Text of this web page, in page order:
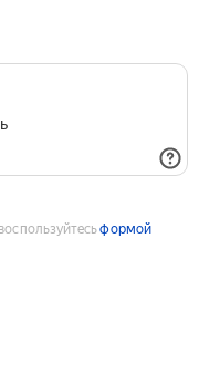
формой